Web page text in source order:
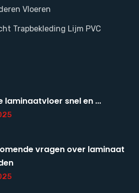
Vloeren
Trapbekleding Lijm PVC
laminaatvloer snel en ...
vragen over laminaat